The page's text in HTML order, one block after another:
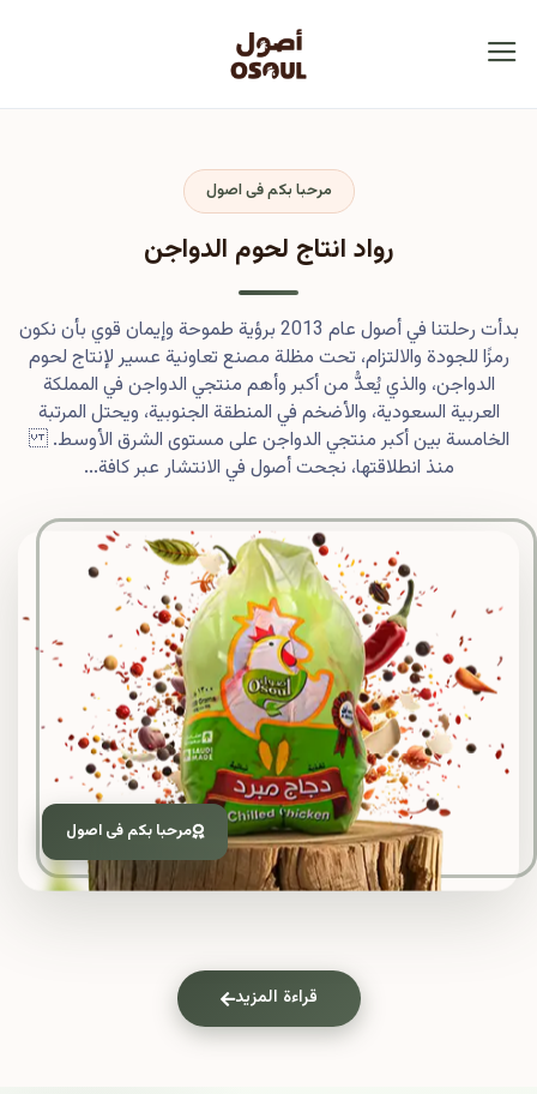
مرحبا بكم فى اصول
مرحبا بكم فى اصول
رواد انتاج لحوم الدواجن
بدأت رحلتنا في أصول عام 2013 برؤية طموحة وإيمان قوي بأن نكون
رمزًا للجودة والالتزام، تحت مظلة مصنع تعاونية عسير لإنتاج لحوم
الدواجن، والذي يُعدُّ من أكبر وأهم منتجي الدواجن في المملكة
العربية السعودية، والأضخم في المنطقة الجنوبية، ويحتل المرتبة
الخامسة بين أكبر منتجي الدواجن على مستوى الشرق الأوسط.
منذ انطلاقتها، نجحت أصول في الانتشار عبر كافة...
قراءة المزيد